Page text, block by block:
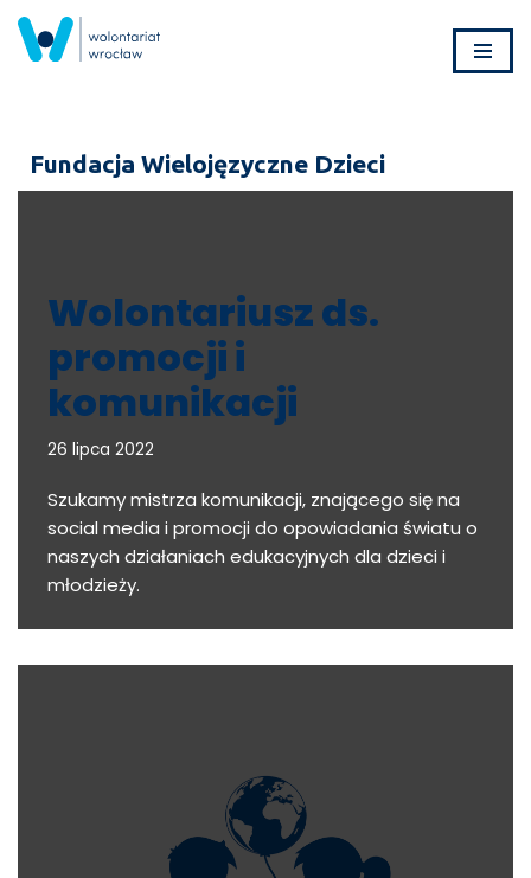
Przejdź
Fundacja Wielojęzyczne Dzieci
Wolontariusz ds.
promocji i
komunikacji
26 lipca 2022
Szukamy mistrza komunikacji, znającego się na
social media i promocji do opowiadania światu o
naszych działaniach edukacyjnych dla dzieci i
młodzieży.